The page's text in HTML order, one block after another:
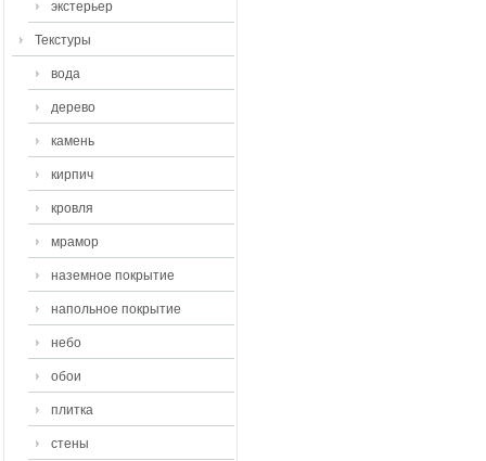
экстерьер
Текстуры
вода
дерево
камень
кирпич
кровля
мрамор
наземное покрытие
напольное покрытие
небо
обои
плитка
стены